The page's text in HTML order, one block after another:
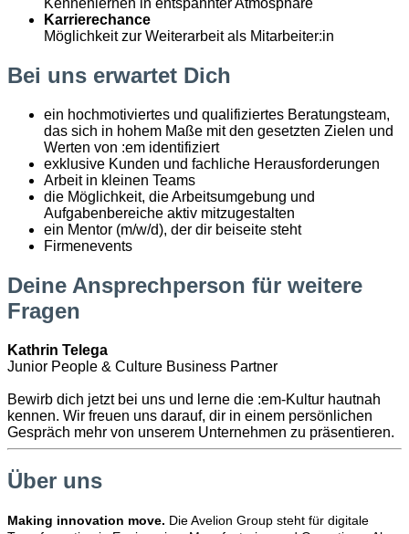
Kennenlernen in entspannter Atmosphäre
Karrierechance
Möglichkeit zur Weiterarbeit als Mitarbeiter:in
Bei uns erwartet Dich
ein hochmotiviertes und qualifiziertes Beratungsteam,
das sich in hohem Maße mit den gesetzten Zielen und
Werten von :em identifiziert
exklusive Kunden und fachliche Herausforderungen
Arbeit in kleinen Teams
die Möglichkeit, die Arbeitsumgebung und
Aufgabenbereiche aktiv mitzugestalten
ein Mentor (m/w/d), der dir beiseite steht
Firmenevents
Deine Ansprechperson für weitere
Fragen
Kathrin Telega
Junior People & Culture Business Partner
Bewirb dich jetzt bei uns und lerne die :em-Kultur hautnah
kennen. Wir freuen uns darauf, dir in einem persönlichen
Gespräch mehr von unserem Unternehmen zu präsentieren.
Über uns
Making innovation move. Die Avelion Group steht für digitale